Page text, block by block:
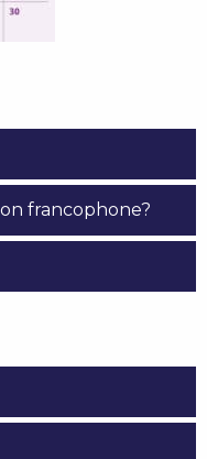
francophone?